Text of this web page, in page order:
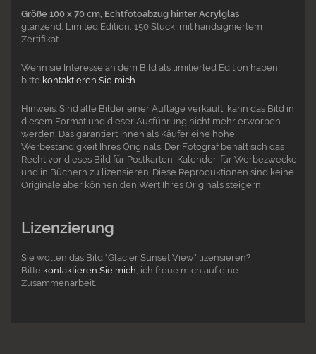
Größe 100 x 70 cm, Echtfotoabzug hinter Acrylglas
glänzend, Limited Edition, 150 Stück, mit handsigniertem
Zertifikat
Wenn sie Interesse an dem Bild als limitierted Edition haben,
bitte kontaktieren Sie mich
Hinweis: Sind alle Bilder einer Auflage verkauft, kann das Bild in
diesem Format und dieser Ausführung nicht mehr erworben
werden. Das garantiert Ihnen als Käufer eine hohe
Werbeständigkeit Ihres Originals. Der Fotograf behält sich das
Recht vor dieses Bild für Postkarten, Kalender, für Werbezwecke
und in Büchern zu lizensieren. Diese Reproduktionen sind keine
Originale aber können den Wert Ihres Originals steigern.
Lizenzierung
Sie wollen das Bild "Glacier Sunset View" lizensieren?
Bitte kontaktieren Sie mich, ich freue mich auf eine
Zusammenarbeit.